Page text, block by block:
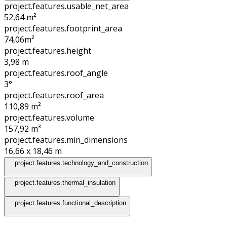
project.features.usable_net_area
52,64 m²
project.features.footprint_area
74,06m²
project.features.height
3,98 m
project.features.roof_angle
3°
project.features.roof_area
110,89 m²
project.features.volume
157,92 m³
project.features.min_dimensions
16,66 x 18,46 m
project.features.technology_and_construction
project.features.thermal_insulation
project.features.functional_description